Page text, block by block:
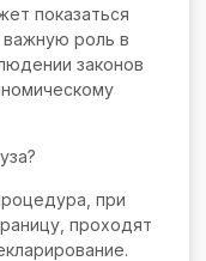
показаться
роль в
законов
при
проходят